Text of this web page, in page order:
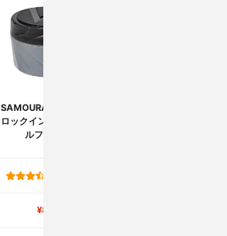
SAMOURAI(サムライ)
ロックインスタイル ウ
ルフロック
¥806